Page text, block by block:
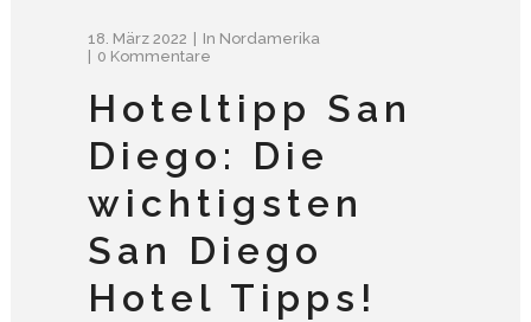
18. März 2022 In Nordamerika
0 Kommentare
Hoteltipp San
Diego: Die
wichtigsten
San Diego
Hotel Tipps!